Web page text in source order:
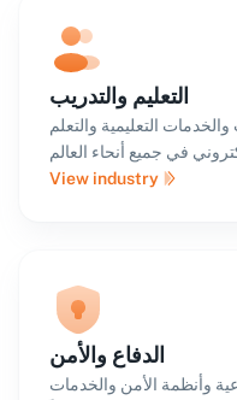
التعليم والتدريب
التعليمية والتعلم
View industry
الدفاع والأمن
وأنظمة الأمن والخدمات